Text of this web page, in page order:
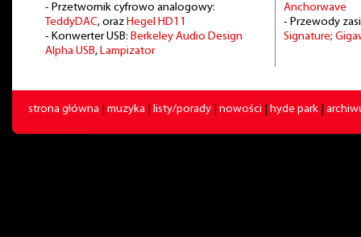
- Przetwornik cyfrowo analogowy:
TeddyDAC, oraz Hegel HD11
- Konwerter USB: Berkeley Audio Design
Alpha USB, Lampizator
Anchorwave
- Przewody
Signature;
strona główna muzyka listy/porady nowości hyde park